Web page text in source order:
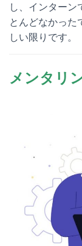
し、インターン
とんどなかった
しい限りです。
メンタリ